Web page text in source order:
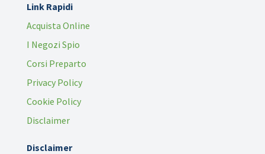
Link Rapidi
Acquista Online
I Negozi Spio
Corsi Preparto
Privacy Policy
Cookie Policy
Disclaimer
Disclaimer